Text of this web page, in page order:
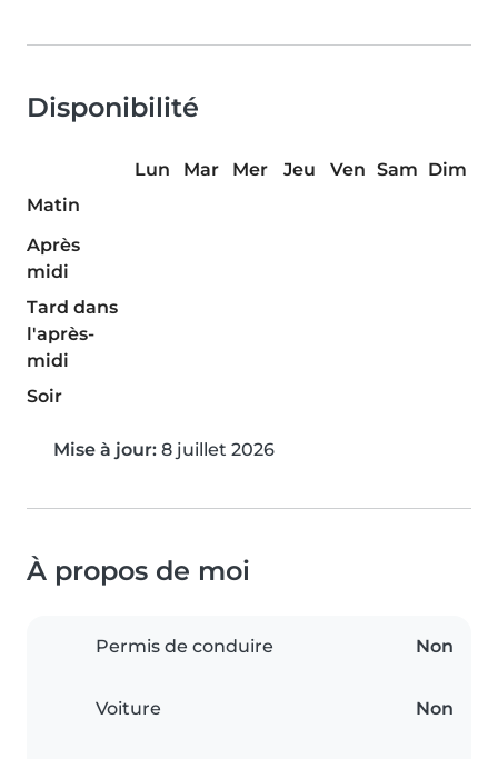
Disponibilité
Lun Mar Mer Jeu Ven Sam Dim
Matin
Après
midi
Tard dans
l'après-
midi
Soir
Mise à jour: 8 juillet 2026
À propos de moi
Permis de conduire Non
Voiture Non